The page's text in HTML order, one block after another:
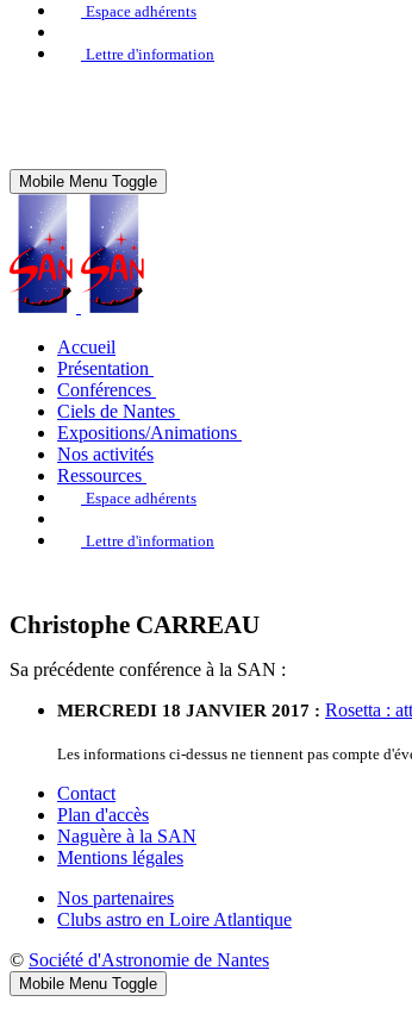
Espace adhérents
Lettre d'information
Mobile Menu Toggle
Accueil
Présentation
Conférences
Ciels de Nantes
Expositions/Animations
Nos activités
Ressources
Espace adhérents
Lettre d'information
Christophe CARREAU
Sa précédente conférence à la SAN :
MERCREDI 18 JANVIER 2017 : Rosetta :
Les informations ci-dessus ne tiennent pas compte
Contact
Plan d'accès
Naguère à la SAN
Mentions légales
Nos partenaires
Clubs astro en Loire Atlantique
© Société d'Astronomie de Nantes
Mobile Menu Toggle